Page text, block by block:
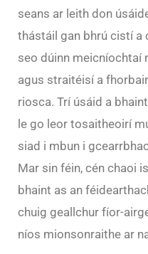
seans ar leith don
thástáil gan bhrú cistí a
seo dúinn meicníochtaí
agus straitéisí a
riosca. Trí úsáid a
le go leor tosaitheoirí
siad i mbun i
Mar sin féin, cén chaoi
bhaint as an
chuig geallchur fíor-
níos mionsonraithe ar